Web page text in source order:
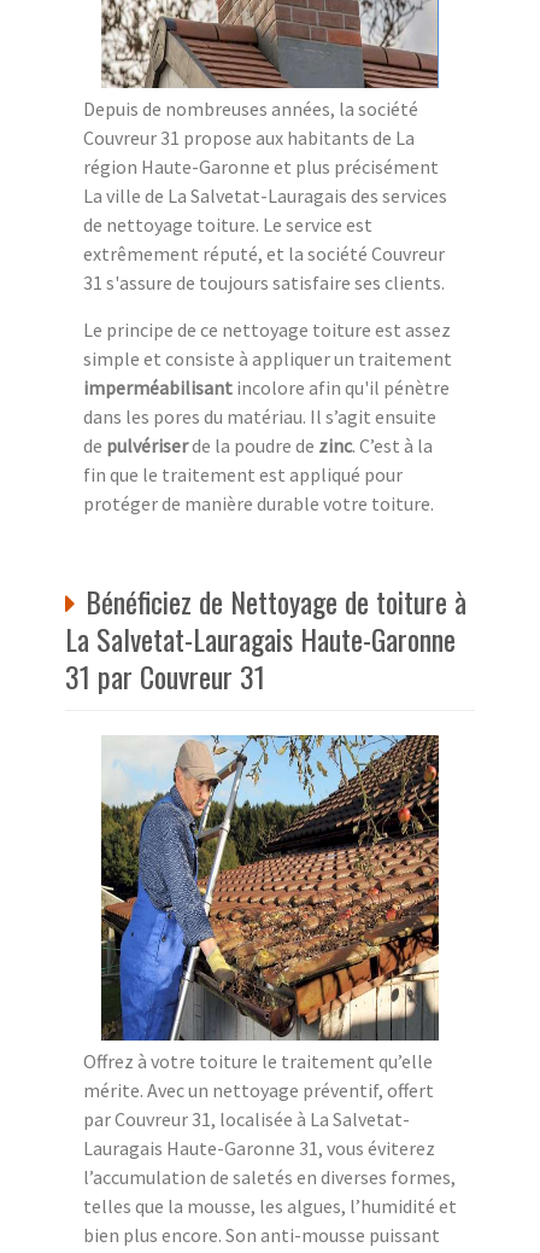
Depuis de nombreuses années, la société
Couvreur 31 propose aux habitants de La
région Haute-Garonne et plus précisément
La ville de La Salvetat-Lauragais des services
de nettoyage toiture. Le service est
extrêmement réputé, et la société Couvreur
31 s'assure de toujours satisfaire ses clients.
Le principe de ce nettoyage toiture est assez
simple et consiste à appliquer un traitement
imperméabilisant incolore afin qu'il pénètre
dans les pores du matériau. Il s’agit ensuite
de pulvériserde la poudre de zinc. C’est à la
fin que le traitement est appliqué pour
protéger de manière durable votre toiture.
Bénéficiez de Nettoyage de toiture à
La Salvetat-Lauragais Haute-Garonne
31 par Couvreur 31
Offrez à votre toiture le traitement qu’elle
mérite. Avec un nettoyage préventif, offert
par Couvreur 31, localisée à La Salvetat-
Lauragais Haute-Garonne 31, vous éviterez
l’accumulation de saletés en diverses formes,
telles que la mousse, les algues, l’humidité et
bien plus encore. Son anti-mousse puissant